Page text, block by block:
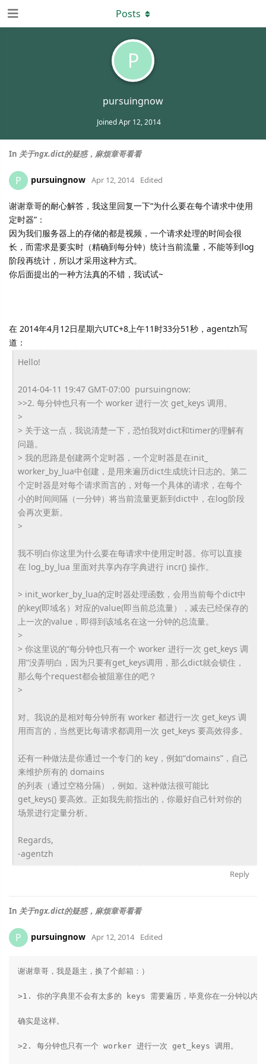
P
pursuingnow
JoinedApr 12, 2014
Posts
In 关于ngx.dict的疑惑，麻烦章哥看看
P pursuingnow Apr 12, 2014 Edited
谢谢章哥的耐心解答，我这里回复一下“为什么要在每个请求中使用
定时器”：
因为我们服务器上的存储的都是视频，一个请求处理的时间会很
长，而需求是要实时（精确到每分钟）统计当前流量，不能等到log
阶段再统计，所以才采用这种方式。
你后面提出的一种方法真的不错，我试试~
在 2014年4月12日星期六UTC+8上午11时33分51秒，agentzh写
道：
Hello!
2014-04-11 19:47 GMT-07:00 pursuingnow:
>>2. 每分钟也只有一个 worker 进行一次 get_keys 调用。
>
> 关于这一点，我说清楚一下， 恐怕我对dict和timer的理解有
问题。
> 我的思路是创建两个定时器，一个定时器是在init_
worker_by_lua中创建， 是用来遍历dict生成统计日志的。 第二
个定时器是对每个请求而言的，对每一个具体的请求， 在每个
小的时间间隔（一分钟）将当前流量更新到dict中， 在log阶段
会再次更新。
>
我不明白你这里为什么要在每请求中使用定时器。你可以直接
在 log_by_lua 里面对共享内存字典进行 incr() 操作。
> init_worker_by_lua的定时器处理函数， 会用当前每个dict中
的key(即域名）对应的value(即当前总流量），减去已经保存的
上一次的value， 即得到该域名在这一分钟的总流量。
>
> 你这里说的“每分钟也只有一个 worker 进行一次 get_keys 调
用”没弄明白，因为只要有get_keys调用， 那么dict就会锁住，
那么每个request都会被阻塞住的吧？
>
对。我说的是相对每分钟所有 worker 都进行一次 get_keys 调
用而言的，当然更比每请求都调用一次 get_keys 要高效得多。
还有一种做法是你通过一个专门的 key，例如“domains”，自己
来维护所有的 domains
的列表（通过空格分隔），例如。这种做法很可能比
get_keys() 要高效。正如我先前指出的， 你最好自己针对你的
场景进行定量分析。
Regards,
-agentzh
Reply
In 关于ngx.dict的疑惑，麻烦章哥看看
P pursuingnow Apr 12, 2014 Edited
谢谢章哥，我是题主，换了个邮箱：）
>1. 你的字典里不会有太多的 keys 需要遍历，毕竟你在一分钟以内
确实是这样。
>2. 每分钟也只有一个 worker 进行一次 get_keys 调用。